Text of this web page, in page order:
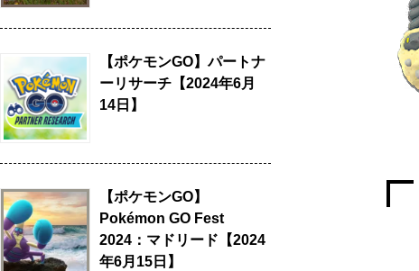
【ポケモンGO】パートナ
ーリサーチ【2024年6月
14日】
【ポケモンGO】
Pokémon GO Fest
2024：マドリード【2024
年6月15日】